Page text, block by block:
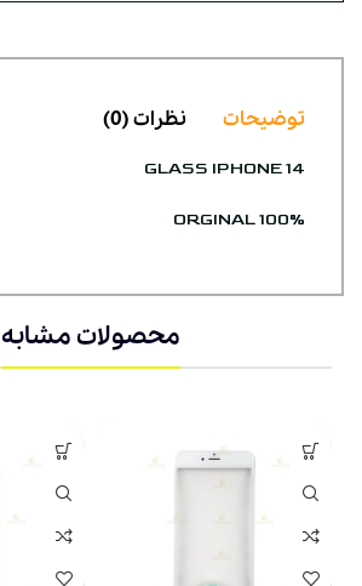
توضیحات نظرات (0)
GLASS IPHONE 14
ORGINAL 100%
محصولات مشابه